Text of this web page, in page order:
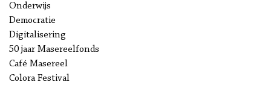
Onderwijs
Democratie
Digitalisering
50 jaar Masereelfonds
Café Masereel
Colora Festival